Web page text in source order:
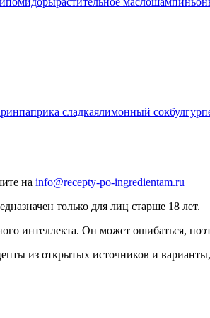
паприка сладкаялимонный сокбулгур
на info@recepty-po-ingredientam.ru
только для лиц старше 18 лет.
интеллекта. Он может ошибаться,
из открытых источников и